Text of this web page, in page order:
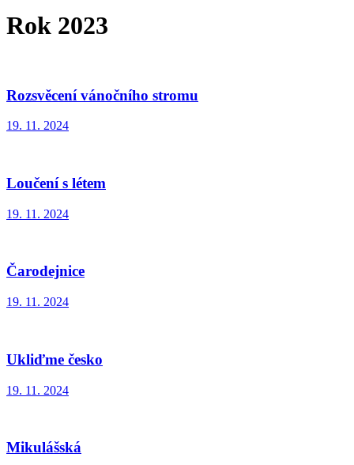
Rok 2023
Rozsvěcení vánočního stromu
19. 11. 2024
Loučení s létem
19. 11. 2024
Čarodejnice
19. 11. 2024
Ukliďme česko
19. 11. 2024
Mikulášská